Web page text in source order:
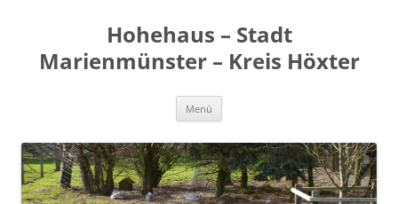
Hohehaus – Stadt
Marienmünster – Kreis Höxter
Menü